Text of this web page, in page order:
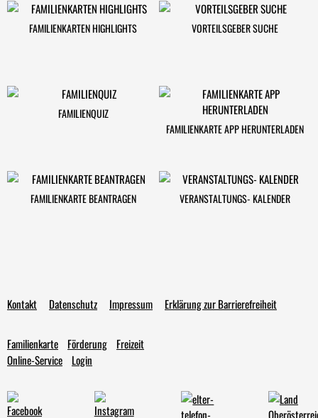
Kontakt Datenschutz Impressum Erklärung zur Barrierefreiheit
Familienkarte Förderung
Freizeit
Online-Service
Login
FAMILIENKARTEN HIGHLIGHTS VORTEILSGEBER SUCHE
FAMILIENQUIZ
FAMILIENKARTE APP HERUNTERLADEN
FAMILIENKARTE BEANTRAGEN VERANSTALTUNGS- KALENDER